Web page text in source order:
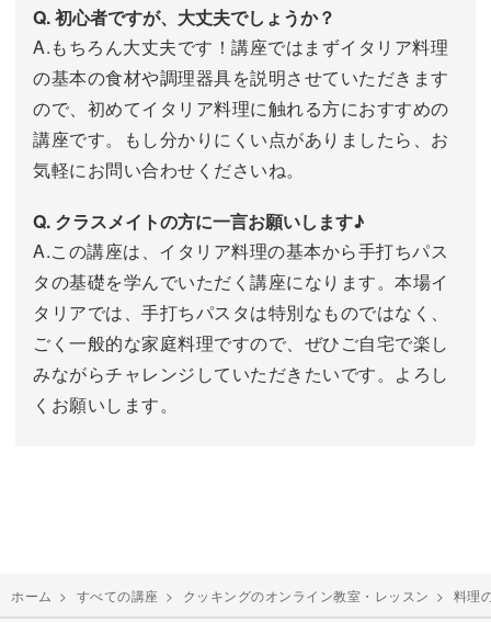
Q. 初心者ですが、大丈夫でしょうか？
A.もちろん大丈夫です！講座ではまずイタリア料理
の基本の食材や調理器具を説明させていただきます
ので、初めてイタリア料理に触れる方におすすめの
講座です。もし分かりにくい点がありましたら、お
気軽にお問い合わせくださいね。
Q. クラスメイトの方に一言お願いします♪
A.この講座は、イタリア料理の基本から手打ちパス
タの基礎を学んでいただく講座になります。本場イ
タリアでは、手打ちパスタは特別なものではなく、
ごく一般的な家庭料理ですので、ぜひご自宅で楽し
みながらチャレンジしていただきたいです。よろし
くお願いします。
ホーム > すべての講座 > クッキングのオンライン教室・レッスン > 料理